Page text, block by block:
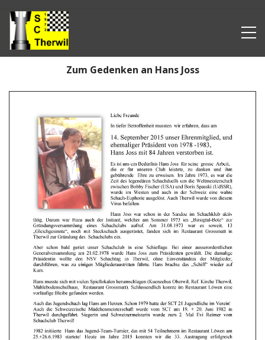
Zum Gedenken an Hans Joss